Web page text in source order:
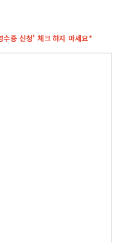
수증 신청' 체크 하지 마세요*